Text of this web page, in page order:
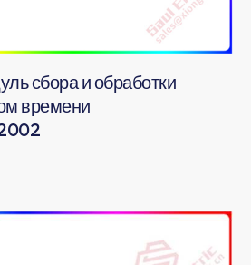
сбора и обработки
времени